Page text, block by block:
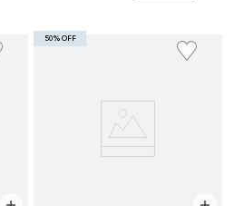
50% OFF